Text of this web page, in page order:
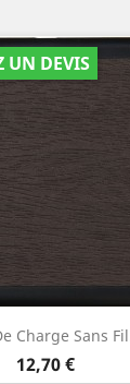
Charge Sans
Prix
12,70 €
UN DEVIS